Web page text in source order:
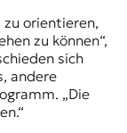
zu orientieren,
zu können“,
sich
andere
„Die